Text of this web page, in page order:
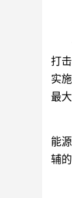
打
实
最
能
辅